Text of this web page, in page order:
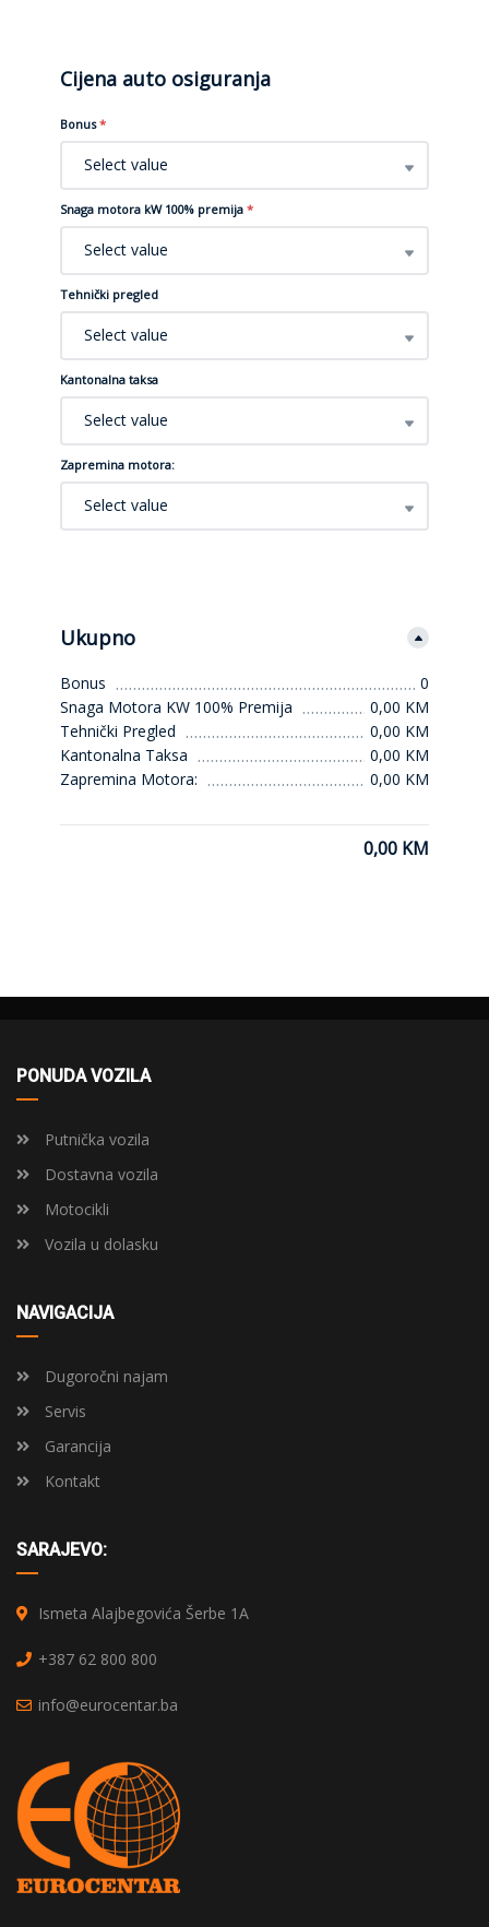
Cijena auto osiguranja
Bonus *
Select value
Snaga motora kW 100% premija *
Select value
Tehnički pregled
Select value
Kantonalna taksa
Select value
Zapremina motora:
Select value
Ukupno
Bonus
0
Snaga Motora KW 100% Premija
0,00 KM
Tehnički Pregled
0,00 KM
Kantonalna Taksa
0,00 KM
Zapremina Motora:
0,00 KM
0,00 KM
PONUDA VOZILA
Putnička vozila
Dostavna vozila
Motocikli
Vozila u dolasku
NAVIGACIJA
Dugoročni najam
Servis
Garancija
Kontakt
SARAJEVO:
Ismeta Alajbegovića Šerbe 1A
+387 62 800 800
info@eurocentar.ba